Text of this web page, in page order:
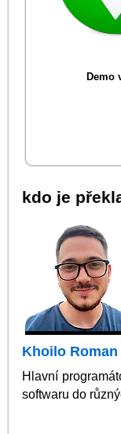
Demo
kdo je
Khoilo Roman
Hlavní
softwaru do